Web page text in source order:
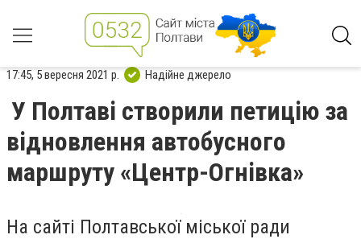
17:45, 5 вересня 2021 р. Надійне джерело
У Полтаві створили петицію за
відновлення автобусного
маршруту «Центр-Огнівка»
На сайті Полтавської міської ради